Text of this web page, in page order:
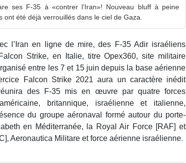
ses F-35 à «contrer l’Iran»! Nouveau bluff à peine
ont été déjà verrouillés dans le ciel de Gaza.
l’Iran en ligne de mire, des F-35 Adir israéliens
Strike, en Italie, titre Opex360, site militaire
entre les 7 et 15 juin depuis la base aérienne
Falcon Strike 2021 aura un caractère inédit
des F-35 mis en œuvre par quatre forces
britannique, israélienne et italienne,
du groupe aéronaval formé autour du porte-
en Méditerranée, la Royal Air Force [RAF] et
Aeronautica Militare et force aérienne israélienne.